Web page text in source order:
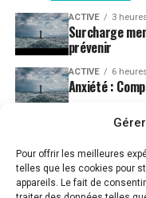
Pour offrir les meilleures
telles que les cookies pour
appareils. Le fait de
ACTIVE 3
Surcharge
prévenir
ACTIVE 6
Anxiété :
9
Comprendre
Scientifique